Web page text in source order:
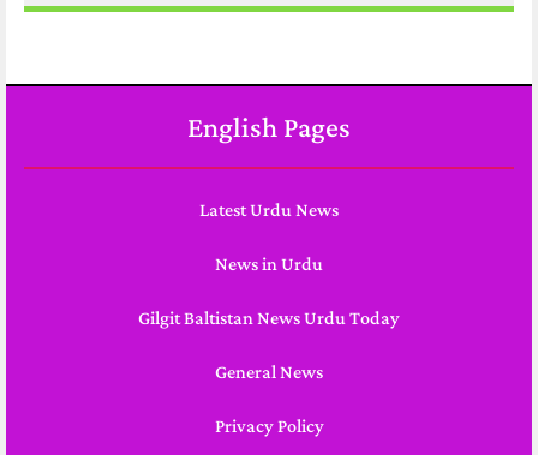
English Pages
Latest Urdu News
News in Urdu
Gilgit Baltistan News Urdu Today
General News
Privacy Policy